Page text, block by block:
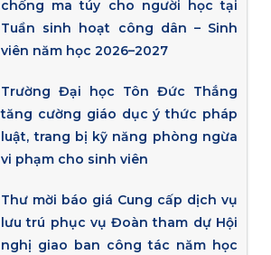
chống ma túy cho người học tại
Tuần sinh hoạt công dân – Sinh
viên năm học 2026–2027
Trường Đại học Tôn Đức Thắng
tăng cường giáo dục ý thức pháp
luật, trang bị kỹ năng phòng ngừa
vi phạm cho sinh viên
Thư mời báo giá Cung cấp dịch vụ
lưu trú phục vụ Đoàn tham dự Hội
nghị giao ban công tác năm học